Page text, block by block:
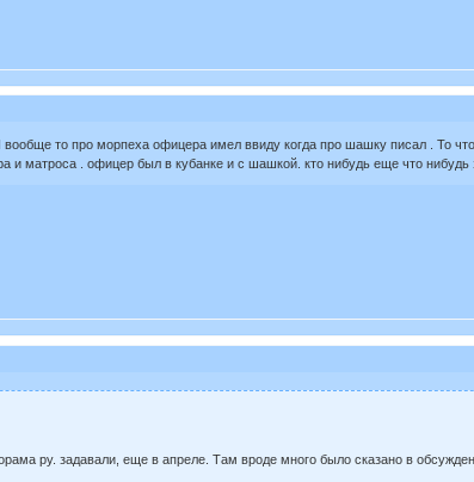
то про морпеха офицера имел ввиду когда про шашку писал . То
и матроса . офицер был в кубанке и с шашкой. кто нибудь еще что нибудь
ру. задавали, еще в апреле. Там вроде много было сказано в